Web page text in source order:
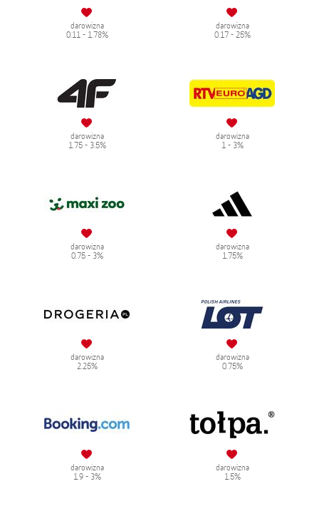
darowizna
0.11 - 1.78%
darowizna
0.17 - 25%
darowizna
1.75 - 3.5%
darowizna
1 - 3%
darowizna
0.75 - 3%
darowizna
1.75%
darowizna
2.25%
darowizna
0.75%
darowizna
1.9 - 3%
darowizna
1.5%